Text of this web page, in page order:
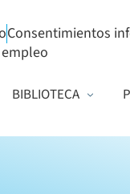
Consentimientos
BIBLIOTECA